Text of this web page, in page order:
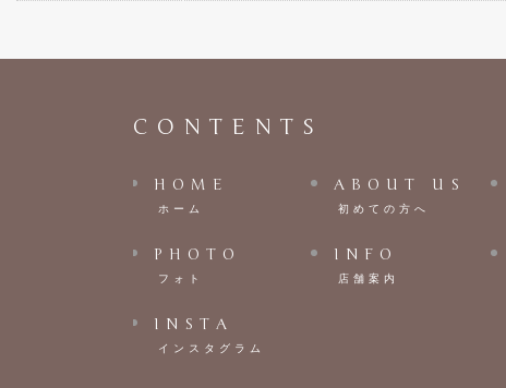
CONTENTS
HOME
ホーム
ABOUT US
初めての方へ
PHOTO
フォト
INFO
店舗案内
INSTA
インスタグラム